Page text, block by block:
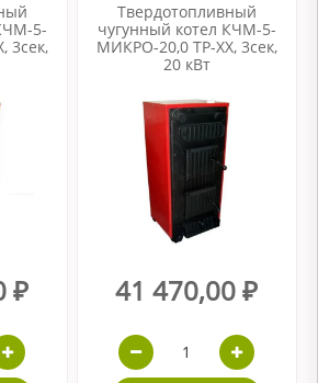
5-
3сек,
₽
Твердотопливный
чугунный котел КЧМ-5-
МИКРО-20,0 ТР-ХХ, 3сек,
20 кВт
41 470,00 ₽